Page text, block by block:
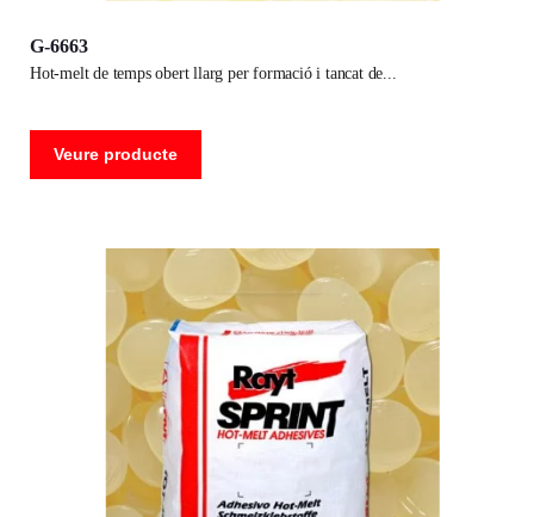
G-6663
hot-melt de temps obert llarg per formació i tancat de
Veure producte